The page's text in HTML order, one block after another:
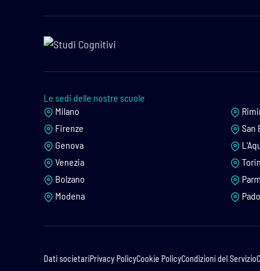
Le sedi delle nostre scuole
Milano
Firenze
Genova
Venezia
Bolzano
Modena
San
Dati societariPrivacy PolicyCookie PolicyCondizioni del Servizio